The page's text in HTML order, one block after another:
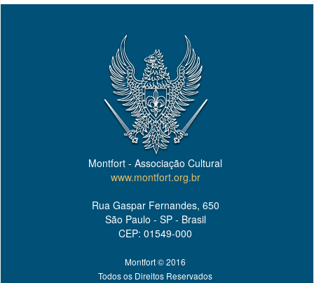
Montfort - Associação Cultural
www.montfort.org.br
Rua Gaspar Fernandes, 650
São Paulo - SP - Brasil
CEP: 01549-000
Montfort © 2016
Todos os Direitos Reservados